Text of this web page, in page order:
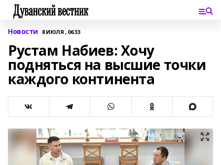
Новости 8 ИЮЛЯ , 06:33
Рустам Набиев: Хочу
подняться на высшие точки
каждого континента